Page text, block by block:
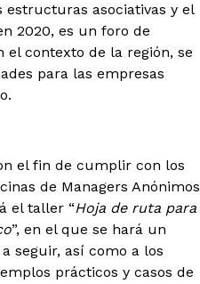
asociativas y el
2020, es un foro de
el contexto de la región, se
para las empresas
el fin de cumplir con los
de Managers Anónimos
el taller “Hoja de ruta para
”, en el que se hará un
seguir, así como a los
prácticos y casos de